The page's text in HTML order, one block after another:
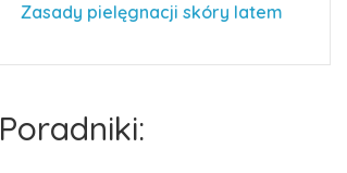
Zasady pielęgnacji skóry latem
Poradniki: